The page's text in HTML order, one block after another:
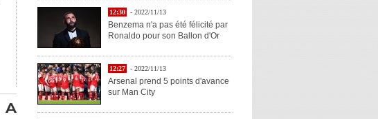
12:30 - 2022/11/13
Benzema n'a pas été félicité par
Ronaldo pour son Ballon d'Or
12:27 - 2022/11/13
Arsenal prend 5 points d'avance
sur Man City